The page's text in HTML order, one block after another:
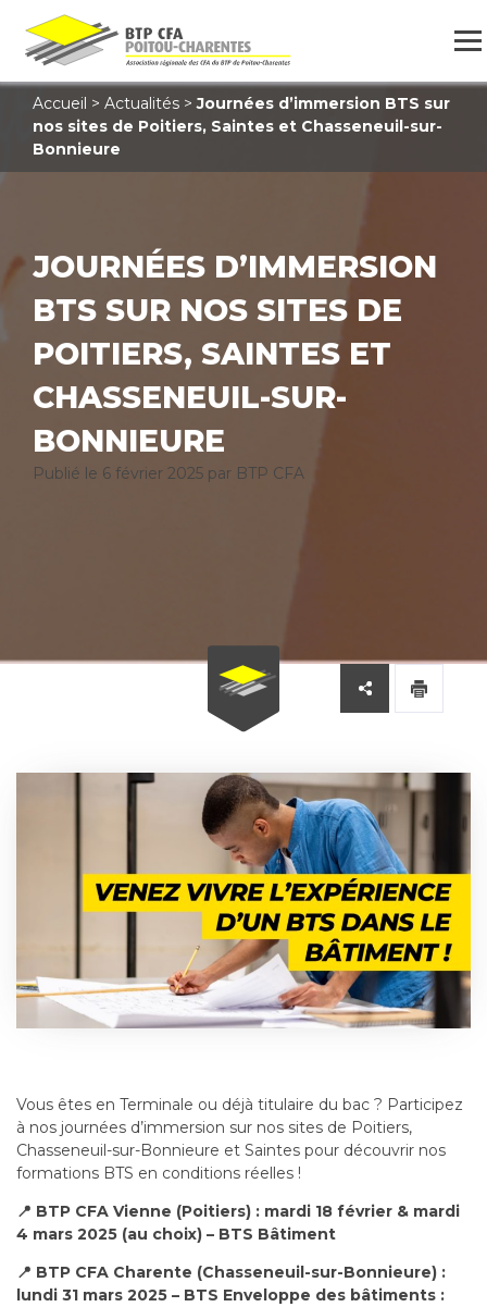
JOURNÉES D’IMMERSION
BTS SUR NOS SITES DE
POITIERS, SAINTES ET
CHASSENEUIL-SUR-
BONNIEURE
Publié le 6 février 2025 par BTP CFA
Accueil > Actualités >Journées d’immersion BTS sur
nos sites de Poitiers, Saintes et Chasseneuil-sur-
Bonnieure
Vous êtes en Terminale ou déjà titulaire du bac ? Participez
à nos journées d’immersion sur nos sites de Poitiers,
Chasseneuil-sur-Bonnieure et Saintes pour découvrir nos
formations BTS en conditions réelles !
📍 BTP CFA Vienne (Poitiers) : mardi 18 février & mardi
4 mars 2025 (au choix) – BTS Bâtiment
📍 BTP CFA Charente (Chasseneuil-sur-Bonnieure) :
lundi 31 mars 2025 – BTS Enveloppe des bâtiments :